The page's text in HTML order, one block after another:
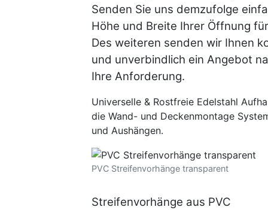
Senden Sie uns demzufolge
Höhe und Breite Ihrer Öffnung
Des weiteren senden wir Ihnen
und unverbindlich ein Angebot
Ihre Anforderung.
Universelle & Rostfreie Edelstahl
die Wand- und Deckenmontage
und Aushängen.
PVC Streifenvorhänge transparent
Streifenvorhänge aus PVC